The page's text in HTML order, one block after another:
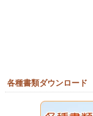
各種書類ダウンロード